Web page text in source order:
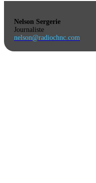
Nelson Sergerie
Journaliste
nelson@radiochnc.com